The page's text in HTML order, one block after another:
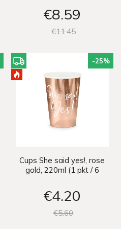
€8 59
€1145
-25%
Cups She said yes!, rose
gold, 220ml (1 pkt / 6
€4 20
€560